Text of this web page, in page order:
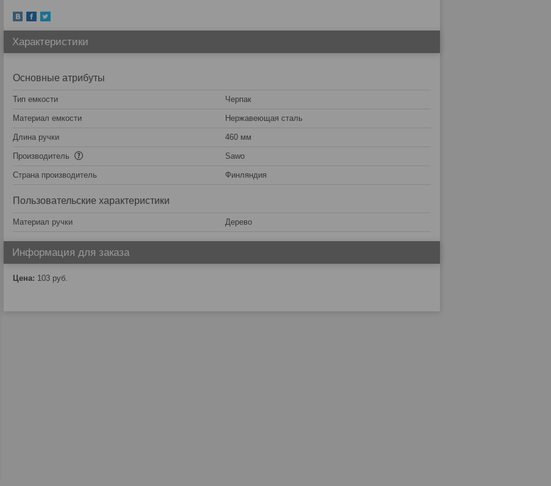
Характеристики
Основные атрибуты
Тип емкости Черпак
Материал емкости Нержавеющая сталь
Длина ручки 460 мм
Производитель Sawo
Страна производитель Финляндия
Пользовательские характеристики
Материал ручки Дерево
Информация для заказа
Цена: 103 руб.